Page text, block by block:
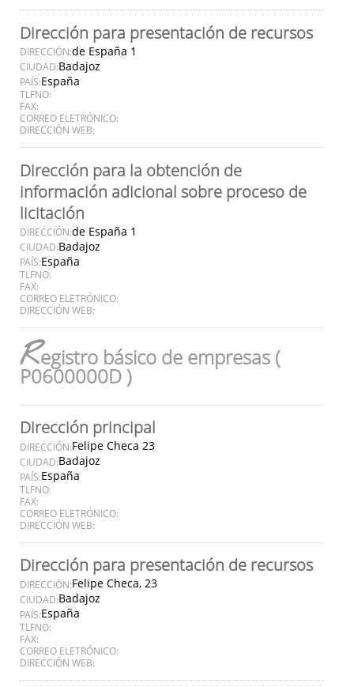
Dirección para presentación de recursos
DIRECCIÓN:de España 1
CIUDAD:Badajoz
PAÍS:España
TLFNO:
FAX:
CORREO ELETRÓNICO:
DIRECCIÓN WEB:
Dirección para la obtención de
información adicional sobre proceso de
licitación
DIRECCIÓN:de España 1
CIUDAD:Badajoz
PAÍS:España
TLFNO:
FAX:
CORREO ELETRÓNICO:
DIRECCIÓN WEB:
Registro básico de empresas (
P0600000D )
Dirección principal
DIRECCIÓN:Felipe Checa 23
CIUDAD:Badajoz
PAÍS:España
TLFNO:
FAX:
CORREO ELETRÓNICO:
DIRECCIÓN WEB:
Dirección para presentación de recursos
DIRECCIÓN:Felipe Checa, 23
CIUDAD:Badajoz
PAÍS:España
TLFNO:
FAX:
CORREO ELETRÓNICO:
DIRECCIÓN WEB: